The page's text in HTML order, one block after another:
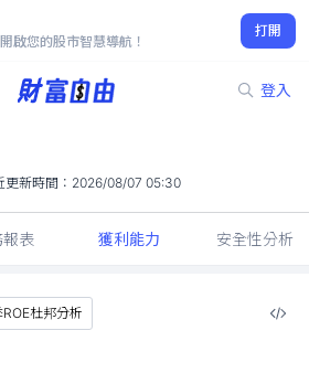
啟您的股市智慧導航！
打開
登入
15.50
-0.32%
更新時間： 2026/08/07 05:30
報表 獲利能力 安全性分析
杜邦分析